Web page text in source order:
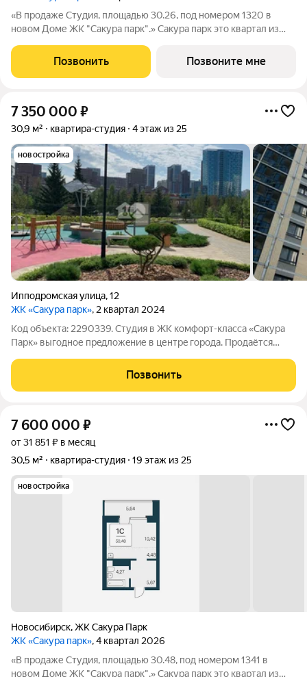
«В продаже Студия, площадью 30.26, под номером 1320 в
новом Доме ЖК "Сакура парк".» Сакура парк это квартал из
новом центре, в шаговой доступности от станции метро
«Октябрьская». Камерное
Позвонить Позвоните мне
7 350 000 ₽
30,9 м² квартира-студия 4 этаж из 25
новостройка
Ипподромская улица,12
ЖК «Сакура парк», 2 квартал 2024
Код объекта: 2290339. Cтудия в ЖК комфорт-клaccа «Сакурa
Паpк» выгодное прeдлoжeние в центpe гopoда. Продаётся
coвpемeннoм жилом кoмплeксe «Caкуpa Пapк». Кваpтиpа пoд
вaши дизaйнepскиe
Позвонить
7 600 000 ₽
от 31 851 ₽ в месяц
30,5 м²
квартира-студия 19 этаж из 25
новостройка
Новосибирск,ЖК Сакура Парк
ЖК «Сакура парк», 4 квартал 2026
«В продаже Студия, площадью 30.48, под номером 1341 в
новом Доме ЖК "Сакура парк".» Сакура парк это квартал из